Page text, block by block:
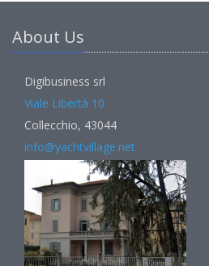
About Us
Digibusiness srl
Viale Libertà 10
Collecchio, 43044
info@yachtvillage.net